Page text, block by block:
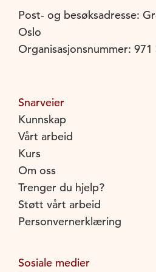
Post- og besøksadresse:
Oslo
Organisasjonsnummer: 971
Snarveier
Kunnskap
Vårt arbeid
Kurs
Om oss
Trenger du hjelp?
Støtt vårt arbeid
Personvernerklæring
Sosiale medier